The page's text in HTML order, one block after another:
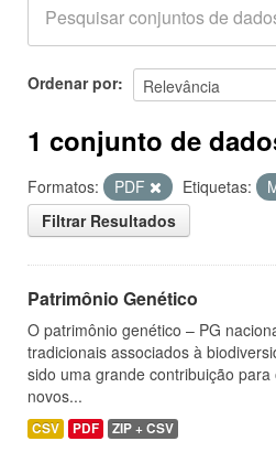
Ordenar por
1 conjunto de
Formatos: PDF Etiquetas:
Filtrar Resultados
Patrimônio Genético
O patrimônio genético – PG
tradicionais associados à
sido uma grande contribuição
novos...
CSV PDF ZIP + CSV